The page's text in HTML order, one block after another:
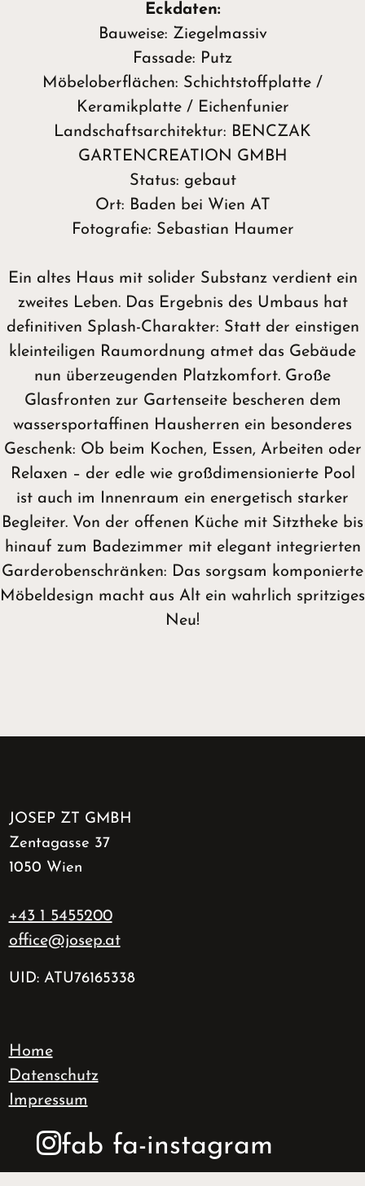
Eckdaten:
Bauweise: Ziegelmassiv
Fassade: Putz
Möbeloberflächen: Schichtstoffplatte /
Keramikplatte / Eichenfunier
Landschaftsarchitektur: BENCZAK
GARTENCREATION GMBH
Status: gebaut
Ort: Baden bei Wien AT
Fotografie: Sebastian Haumer
Ein altes Haus mit solider Substanz verdient ein
zweites Leben. Das Ergebnis des Umbaus hat
definitiven Splash-Charakter: Statt der einstigen
kleinteiligen Raumordnung atmet das Gebäude
nun überzeugenden Platzkomfort. Große
Glasfronten zur Gartenseite bescheren dem
wassersportaffinen Hausherren ein besonderes
Geschenk: Ob beim Kochen, Essen, Arbeiten oder
Relaxen – der edle wie großdimensionierte Pool
ist auch im Innenraum ein energetisch starker
Begleiter. Von der offenen Küche mit Sitztheke bis
hinauf zum Badezimmer mit elegant integrierten
Garderobenschränken: Das sorgsam komponierte
Möbeldesign macht aus Alt ein wahrlich spritziges
Neu!
JOSEP ZT GMBH
Zentagasse 37
1050 Wien
+43 1 5455200
office@josep.at
UID: ATU76165338
Home
Datenschutz
Impressum
fab fa-instagram